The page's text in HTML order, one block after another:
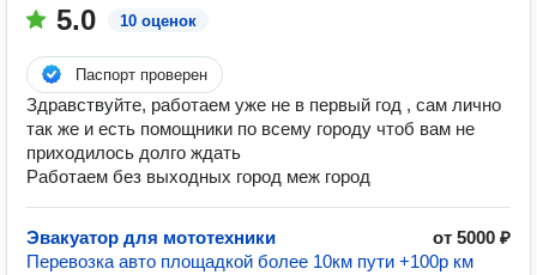
5.0 10 оценок
Паспорт проверен
Здравствуйте, работаем уже не в первый год , сам лично
так же и есть помощники по всему городу чтоб вам не
приходилось долго ждать
Работаем без выходных город меж город
Эвакуатор для мототехники
от 5000 ₽
Перевозка авто площадкой более 10км пути +100р км